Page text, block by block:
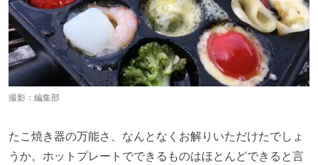
撮影：編集部
たこ焼き器の万能さ、なんとなくお解りいただけたでしょ
うか。ホットプレートでできるものはほとんどできると言